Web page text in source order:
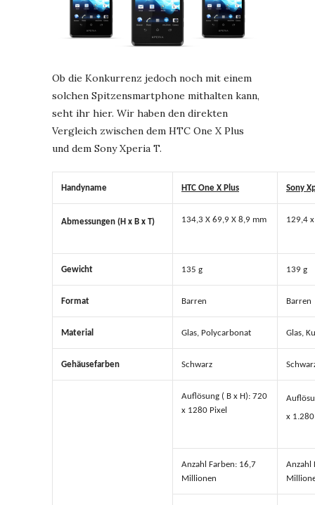
Ob die Konkurrenz jedoch noch mit einem
solchen Spitzensmartphone mithalten kann,
seht ihr hier. Wir haben den direkten
Vergleich zwischen dem HTC One X Plus
und dem Sony Xperia T.
Handyname HTC One X Plus Sony
Abmessungen (H x B x T) 134,3 X 69,9 X 8,9 mm 129,4
Gewicht 135 g 139 g
Format Barren Barren
Material Glas, Polycarbonat Glas,
Gehäusefarben Schwarz
Auflösung ( B x H): 720
x 1280 Pixel
x
Anzahl Farben: 16,7
Millionen
Anzahl